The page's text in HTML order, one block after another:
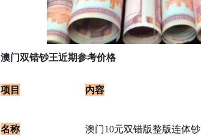
澳门双错钞王近期参考价格
项目 内容
名称 澳门10元双错版整版连体钞